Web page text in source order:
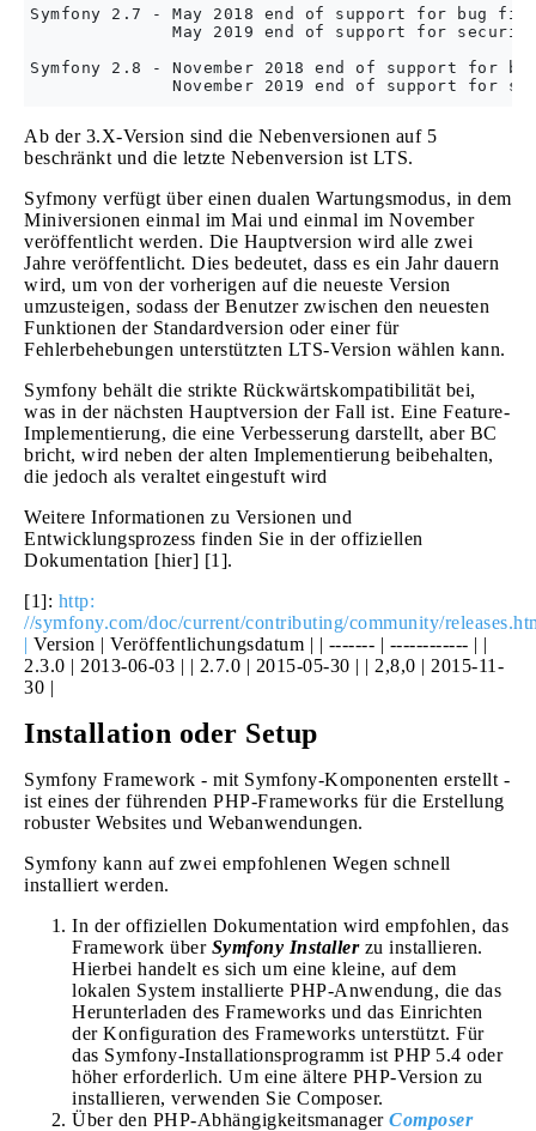
Symfony 2.7 - May 2018 end of support for bug
May 2019 end of support for
Symfony 2.8 - November 2018 end of support for
Ab der 3.X-Version sind die Nebenversionen auf 5
beschränkt und die letzte Nebenversion ist LTS.
Syfmony verfügt über einen dualen Wartungsmodus, in dem
Miniversionen einmal im Mai und einmal im November
veröffentlicht werden. Die Hauptversion wird alle zwei
Jahre veröffentlicht. Dies bedeutet, dass es ein Jahr dauern
wird, um von der vorherigen auf die neueste Version
umzusteigen, sodass der Benutzer zwischen den neuesten
Funktionen der Standardversion oder einer für
Fehlerbehebungen unterstützten LTS-Version wählen kann.
Symfony behält die strikte Rückwärtskompatibilität bei,
was in der nächsten Hauptversion der Fall ist. Eine Feature-
Implementierung, die eine Verbesserung darstellt, aber BC
bricht, wird neben der alten Implementierung beibehalten,
die jedoch als veraltet eingestuft wird
Weitere Informationen zu Versionen und
Entwicklungsprozess finden Sie in der offiziellen
Dokumentation [hier] [1].
[1]: http:
//symfony.com/doc/current/contributing/community/
| Version | Veröffentlichungsdatum | | ------- | ------------ | |
2.3.0 | 2013-06-03 | | 2.7.0 | 2015-05-30 | | 2,8,0 | 2015-11-
30 |
Installation oder Setup
Symfony Framework - mit Symfony-Komponenten erstellt -
ist eines der führenden PHP-Frameworks für die Erstellung
robuster Websites und Webanwendungen.
Symfony kann auf zwei empfohlenen Wegen schnell
installiert werden.
In der offiziellen Dokumentation wird empfohlen, das
Framework über Symfony Installerzu installieren.
Hierbei handelt es sich um eine kleine, auf dem
lokalen System installierte PHP-Anwendung, die das
Herunterladen des Frameworks und das Einrichten
der Konfiguration des Frameworks unterstützt. Für
das Symfony-Installationsprogramm ist PHP 5.4 oder
höher erforderlich. Um eine ältere PHP-Version zu
installieren, verwenden Sie Composer.
Über den PHP-Abhängigkeitsmanager Composer